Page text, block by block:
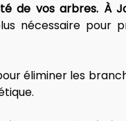
de vos arbres. À
nécessaire pour
éliminer les